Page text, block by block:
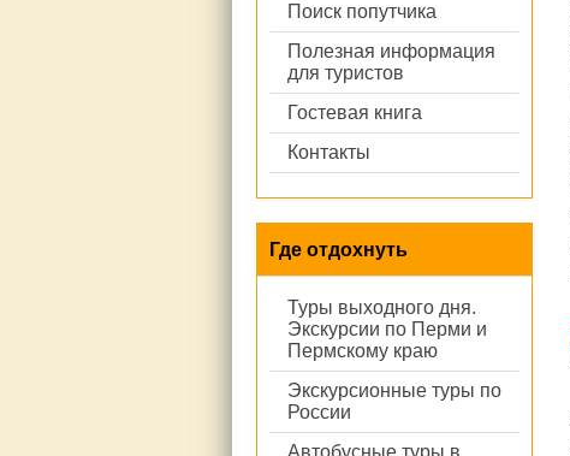
Поиск попутчика
Полезная информация
для туристов
Гостевая книга
Контакты
Где отдохнуть
Туры выходного дня.
Экскурсии по Перми и
Пермскому краю
Экскурсионные туры по
России
Автобусные туры в